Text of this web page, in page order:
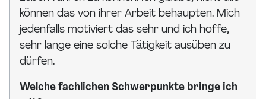
können das von ihrer Arbeit behaupten. Mich
jedenfalls motiviert das sehr und ich hoffe,
sehr lange eine solche Tätigkeit ausüben zu
dürfen.
Welche fachlichen Schwerpunkte bringe ich